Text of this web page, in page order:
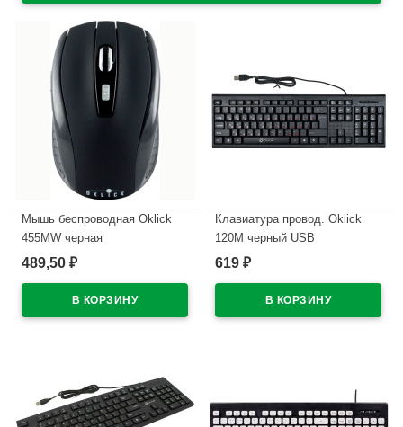
Мышь беспроводная Oklick
455MW черная
В наличии
489,50 ₽
Клавиатура провод. Oklick
120M черный USB
В наличии
619 ₽